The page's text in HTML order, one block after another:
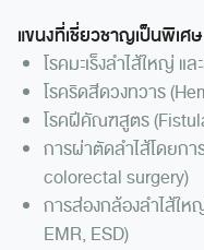
แขนงที่เชี่ยวชาญเป็นพิเศษ
โรคมะเร็งลำไส้ใหญ่ แ
โรคริดสีดวงทวาร
โรคฝีคัณฑสูตร
การผ่าตัดลำไส้โดยก
colorectal surgery)
การส่องกล้องลำไส้ใ
EMR, ESD)